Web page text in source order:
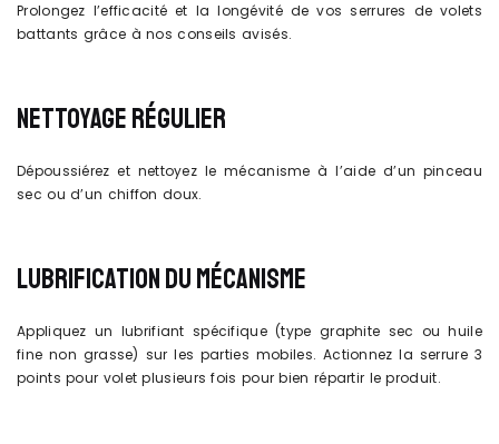
Prolongez l’efficacité et la longévité de vos serrures de volets
battants grâce à nos conseils avisés.
NETTOYAGE RÉGULIER
Dépoussiérez et nettoyez le mécanisme à l’aide d’un pinceau
sec ou d’un chiffon doux.
LUBRIFICATION DU MÉCANISME
Appliquez un lubrifiant spécifique (type graphite sec ou huile
fine non grasse) sur les parties mobiles. Actionnez la serrure 3
points pour volet plusieurs fois pour bien répartir le produit.